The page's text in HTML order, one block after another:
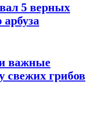
5 верных
арбуза
важные
свежих грибов